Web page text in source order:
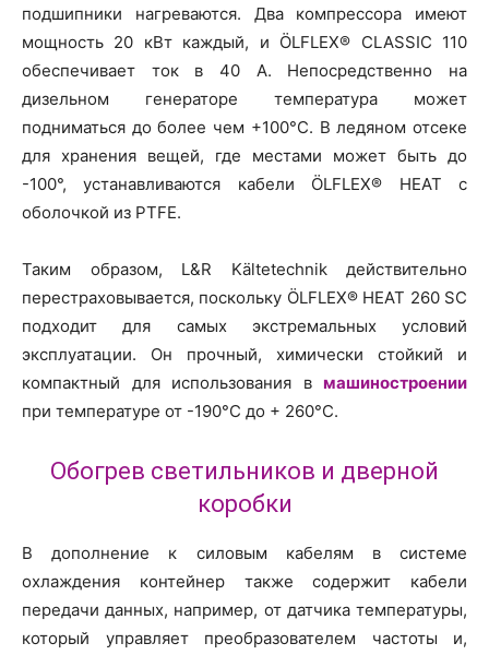
подшипники нагреваются. Два компрессора имеют
мощность 20 кВт каждый, и ÖLFLEX® CLASSIC 110
обеспечивает ток в 40 А. Непосредственно на
дизельном генераторе температура может
подниматься до более чем +100°C. В ледяном отсеке
для хранения вещей, где местами может быть до
-100°, устанавливаются кабели ÖLFLEX® HEAT с
оболочкой из PTFE.
Таким образом, L&R Kältetechnik действительно
перестраховывается, поскольку ÖLFLEX® HEAT 260 SC
подходит для самых экстремальных условий
эксплуатации. Он прочный, химически стойкий и
компактный для использования в машиностроении
при температуре от -190°C до + 260°C.
Обогрев светильников и дверной
коробки
В дополнение к силовым кабелям в системе
охлаждения контейнер также содержит кабели
передачи данных, например, от датчика температуры,
который управляет преобразователем частоты и,